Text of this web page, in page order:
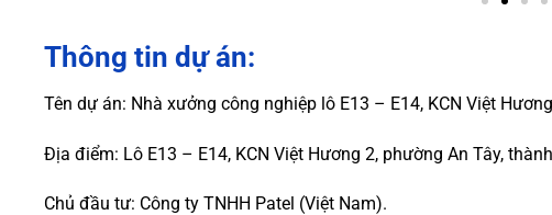
Thông tin dự án:
Tên dự án: Nhà xưởng công nghiệp lô E13 – E14, KCN Việt
Địa điểm: Lô E13 – E14, KCN Việt Hương 2, phường An Tây,
Chủ đầu tư: Công ty TNHH Patel (Việt Nam).